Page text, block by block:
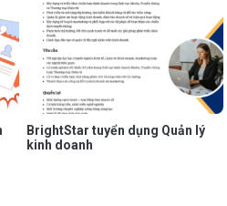
BrightStar tuyển dụng Quản lý
kinh doanh